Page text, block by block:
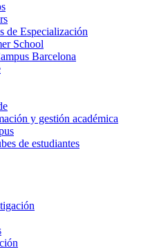
de Especialización
School
Barcelona
y gestión académica
de estudiantes